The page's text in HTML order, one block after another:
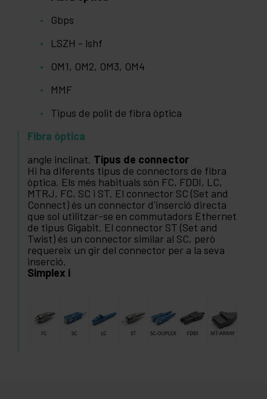
Gbps
LSZH - lshf
OM1, OM2, OM3, OM4
MMF
Tipus de polit de fibra òptica
Fibra òptica
angle inclinat. Tipus de connector
Hi ha diferents tipus de connectors de fibra
òptica. Els més habituals són FC, FDDI, LC,
MTRJ, FC, SC i ST. El connector SC (Set and
Connect) és un connector d'inserció directa
que sol utilitzar-se en commutadors Ethernet
de tipus Gigabit. El connector ST (Set and
Twist) és un connector similar al SC, però
requereix un gir del connector per a la seva
inserció.
Simplex i